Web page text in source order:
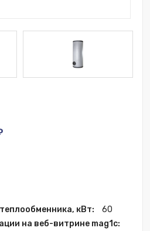
кВт:
60
на веб-витрине mag1c: